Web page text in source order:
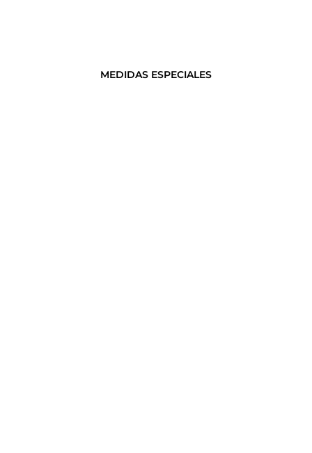
MEDIDAS ESPECIALES